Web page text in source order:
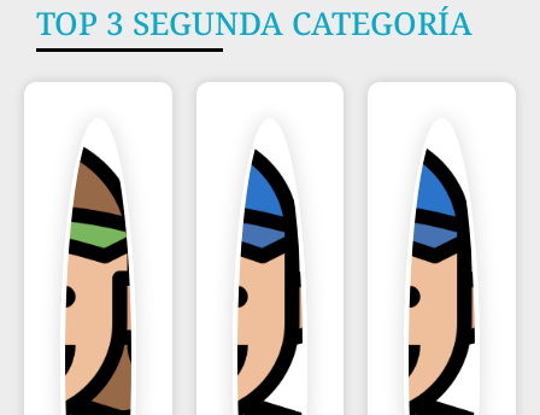
TOP 3 SEGUNDA CATEGORÍA